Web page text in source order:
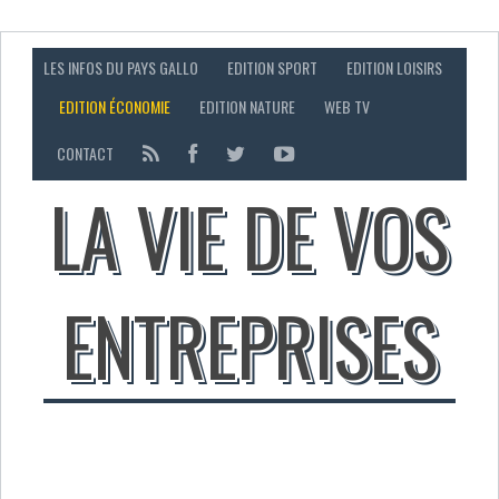
LES INFOS DU PAYS GALLO EDITION SPORT
EDITION LOISIRS
EDITION ÉCONOMIE
EDITION NATURE
WEB TV
CONTACT
LA VIE DE VOS
ENTREPRISES